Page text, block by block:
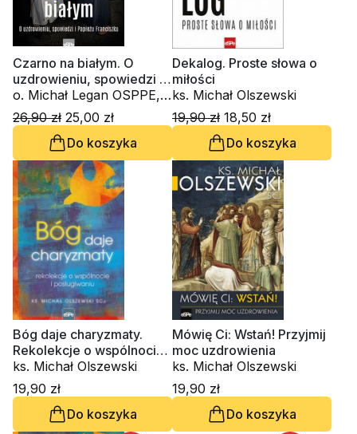
Czarno na białym. O
uzdrowieniu, spowiedzi i
Papieżu Franciszku
o. Michał Legan OSPPE,
ks. Michał Olszewski
26,90 zł 25,00 zł
Do koszyka
Dekalog. Proste słowa o
miłości
ks. Michał Olszewski
19,90 zł 18,50 zł
Do koszyka
Bóg daje charyzmaty.
Rekolekcje o wspólnocie i
posługiwaniu
ks. Michał Olszewski
19,90 zł
Do koszyka
Mówię Ci: Wstań! Przyjmij
moc uzdrowienia
ks. Michał Olszewski
19,90 zł
Do koszyka